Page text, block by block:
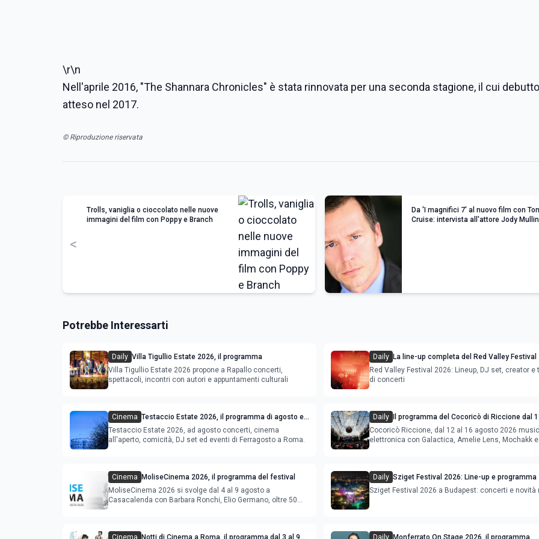
\r\n
Nell'aprile 2016, "The Shannara Chronicles" è stata rinnovata per una seconda stagione, il cui
atteso nel 2017.
© Riproduzione riservata
<
Trolls, vaniglia o cioccolato nelle nuove
immagini del film con Poppy e Branch
Da 'I magnifici 7' al nuovo film con
Cruise: intervista all'attore Jody
Potrebbe Interessarti
Daily Villa Tigullio Estate 2026, il programma
Villa Tigullio Estate 2026 propone a Rapallo concerti,
spettacoli, incontri con autori e appuntamenti culturali
Daily La line-up completa del Red Valley Festival
Red Valley Festival 2026: Lineup, DJ set, creator e
di concerti
Cinema Testaccio Estate 2026, il programma di agosto e
Ferragosto
Testaccio Estate 2026, ad agosto concerti, cinema
all'aperto, comicità, DJ set ed eventi di Ferragosto a Roma.
Daily Il programma del Cocoricò di Riccione dal
agosto 2026
Cocoricò Riccione, dal 12 al 16 agosto 2026
elettronica con Galactica, Amelie Lens, Mochakk e
Cinema MoliseCinema 2026, il programma del festival
MoliseCinema 2026 si svolge dal 4 al 9 agosto a
Casacalenda con Barbara Ronchi, Elio Germano, oltre 50
Daily Sziget Festival 2026: Line-up e programma
Sziget Festival 2026 a Budapest: concerti e novità
Cinema Notti di Cinema a Roma, il programma dal 3 al 9 Daily Monferrato On Stage 2026, il programma